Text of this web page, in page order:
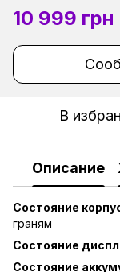
10 999 грн
В
Описание
Состояние
граням
Состояние
Состояние